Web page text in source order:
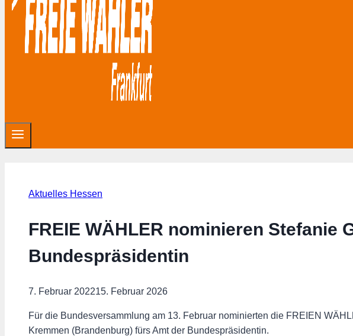
Aktuelles Hessen
FREIE WÄHLER nominieren Stefanie
Bundespräsidentin
7. Februar 202215. Februar 2026
Für die Bundesversammlung am 13. Februar nominierten die FREIEN
Kremmen (Brandenburg) fürs Amt der Bundespräsidentin.